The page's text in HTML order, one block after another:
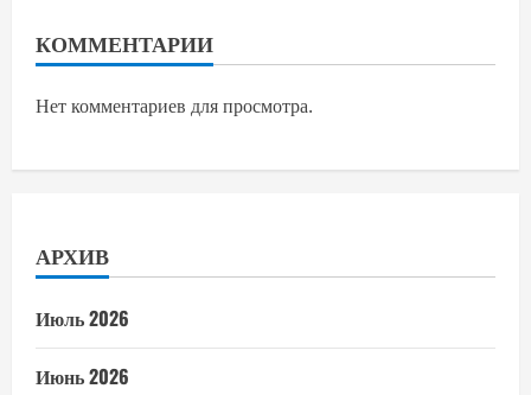
КОММЕНТАРИИ
Нет комментариев для просмотра.
АРХИВ
Июль 2026
Июнь 2026